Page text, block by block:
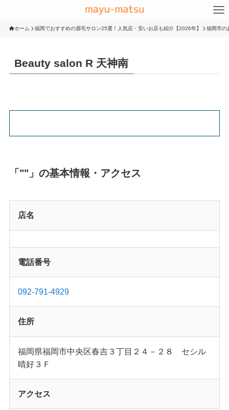
ホーム 福岡でおすすめの眉毛サロン25選！人気店・安いお店も紹介【2026年】 福岡市の
Beauty salon R 天神南
「""」の基本情報・アクセス
店名
電話番号
092-791-4929
住所
福岡県福岡市中央区春吉３丁目２４－２８ セシル
晴好３Ｆ
アクセス